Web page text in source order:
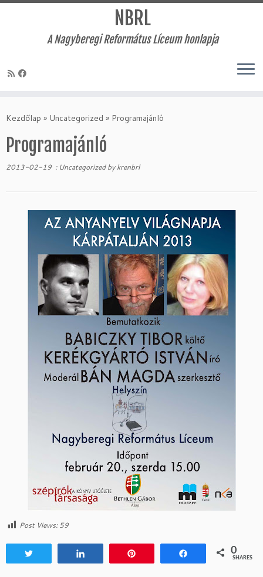
to
NBRL
A Nagyberegi Református Líceum honlapja
Kezdőlap » Uncategorized » Programajánló
Programajánló
2013-02-19 : Uncategorizedbykrenbrl
Post Views:59
0
SHARES